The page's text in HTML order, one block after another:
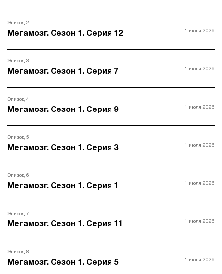
Эпизод 2
Мегамозг. Сезон 1. Серия 12 1 июля 2026
Эпизод 3
Мегамозг. Сезон 1. Серия 7 1 июля 2026
Эпизод 4
Мегамозг. Сезон 1. Серия 9 1 июля 2026
Эпизод 5
Мегамозг. Сезон 1. Серия 3 1 июля 2026
Эпизод 6
Мегамозг. Сезон 1. Серия 1 1 июля 2026
Эпизод 7
Мегамозг. Сезон 1. Серия 11 1 июля 2026
Эпизод 8
Мегамозг. Сезон 1. Серия 5 1 июля 2026